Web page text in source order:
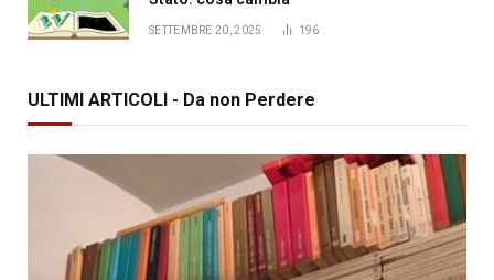
SETTEMBRE 20, 2025 196
ULTIMI ARTICOLI - Da non Perdere